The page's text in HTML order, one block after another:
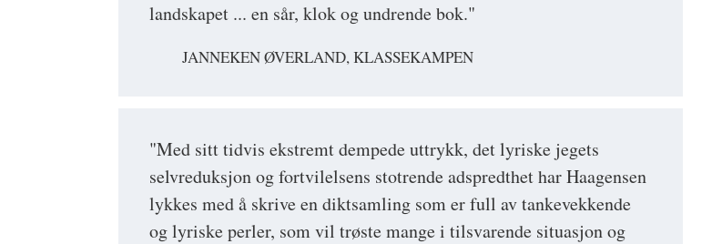
landskapet ... en sår, klok og undrende bok."
JANNEKEN ØVERLAND, KLASSEKAMPEN
"Med sitt tidvis ekstremt dempede uttrykk, det lyriske jegets
selvreduksjon og fortvilelsens stotrende adspredthet har Haagensen
lykkes med å skrive en diktsamling som er full av tankevekkende
og lyriske perler, som vil trøste mange i tilsvarende situasjon og